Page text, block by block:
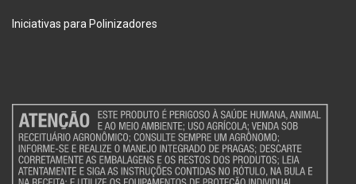
Iniciativas para Polinizadores